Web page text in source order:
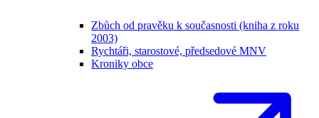
Zbůch od pravěku k současnosti (kniha z roku
2003)
Rychtáři, starostové, předsedové MNV
Kroniky obce